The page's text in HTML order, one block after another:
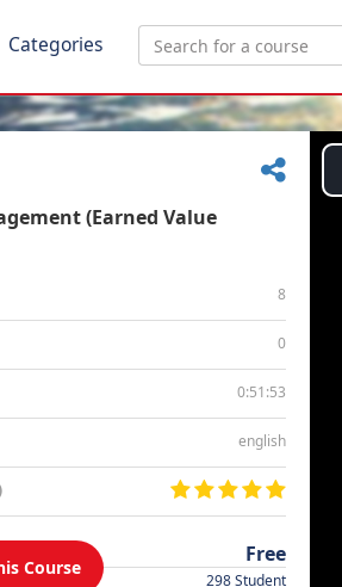
Categories
(Earned Value
8
0
0:51:53
english
Course
Free
298 Student